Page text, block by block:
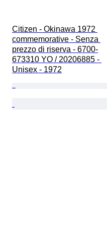
Citizen - Okinawa 1972
commemorative - Senza
prezzo di riserva - 6700-
673310 YO / 20206885 -
Unisex - 1972